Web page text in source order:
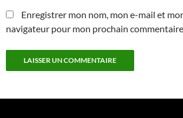
Enregistrer mon nom, mon e-mail et
navigateur pour mon prochain